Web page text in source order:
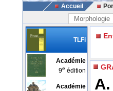
Accueil
Morphologie
TLFi
Académie
9e édition
Académie